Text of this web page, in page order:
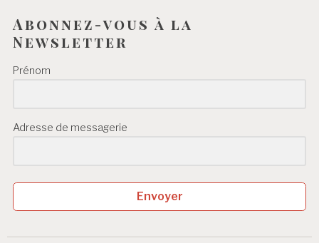
Abonnez-vous à la
Newsletter
Prénom
Adresse de messagerie
Envoyer